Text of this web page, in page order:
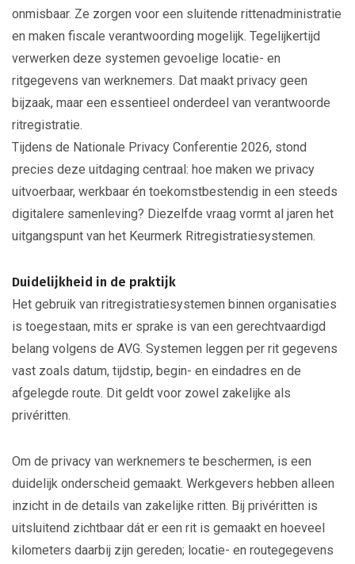
onmisbaar. Ze zorgen voor een sluitende rittenadministratie
en maken fiscale verantwoording mogelijk. Tegelijkertijd
verwerken deze systemen gevoelige locatie- en
ritgegevens van werknemers. Dat maakt privacy geen
bijzaak, maar een essentieel onderdeel van verantwoorde
ritregistratie.
Tijdens de Nationale Privacy Conferentie 2026, stond
precies deze uitdaging centraal: hoe maken we privacy
uitvoerbaar, werkbaar én toekomstbestendig in een steeds
digitalere samenleving? Diezelfde vraag vormt al jaren het
uitgangspunt van het Keurmerk Ritregistratiesystemen.
Duidelijkheid in de praktijk
Het gebruik van ritregistratiesystemen binnen organisaties
is toegestaan, mits er sprake is van een gerechtvaardigd
belang volgens de AVG. Systemen leggen per rit gegevens
vast zoals datum, tijdstip, begin- en eindadres en de
afgelegde route. Dit geldt voor zowel zakelijke als
privéritten.
Om de privacy van werknemers te beschermen, is een
duidelijk onderscheid gemaakt. Werkgevers hebben alleen
inzicht in de details van zakelijke ritten. Bij privéritten is
uitsluitend zichtbaar dát er een rit is gemaakt en hoeveel
kilometers daarbij zijn gereden; locatie- en routegegevens